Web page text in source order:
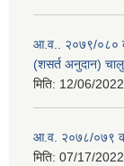
आ.व.. २०७९/०८०
(शसर्त अनुदान) चालु
मिति: 12/06/
आ.व. २०७८/०७९ को
मिति: 07/17/